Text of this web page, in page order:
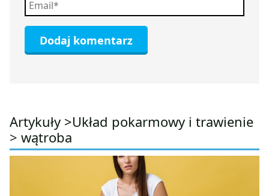
Artykuły >Układ pokarmowy i trawienie
> wątroba